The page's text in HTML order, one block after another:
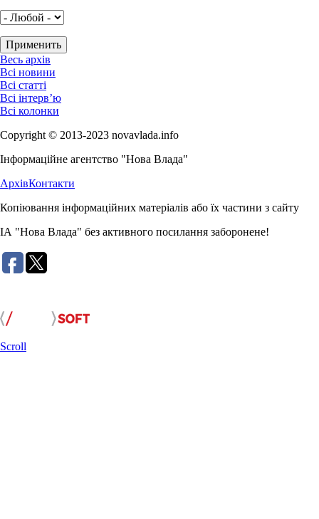
Весь архів
Всі новини
Всі статті
Всі інтерв’ю
Всі колонки
Copyright © 2013-2023 novavlada.info
Інформаційне агентство "Нова Влада"
АрхівКонтакти
Копіювання інформаційних матеріалів або їх частини з сайту
ІА "Нова Влада" без активного посилання заборонене!
Scroll